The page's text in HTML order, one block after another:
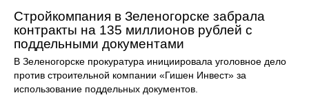
Стройкомпания в Зеленогорске забрала
контракты на 135 миллионов рублей с
поддельными документами
В Зеленогорске прокуратура инициировала уголовное дело
против строительной компании «Гишен Инвест» за
использование поддельных документов.